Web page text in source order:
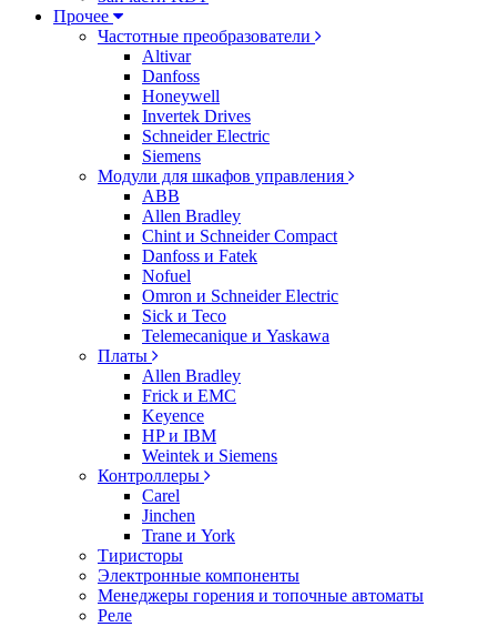
Прочее
Частотные преобразователи
Altivar
Danfoss
Honeywell
Invertek Drives
Schneider Electric
Siemens
Модули для шкафов управления
ABB
Allen Bradley
Chint и Schneider Compact
Danfoss и Fatek
Nofuel
Omron и Schneider Electric
Sick и Teco
Telemecanique и Yaskawa
Платы
Allen Bradley
Frick и EMC
Keyence
HP и IBM
Weintek и Siemens
Контроллеры
Carel
Jinchen
Trane и York
Тиристоры
Электронные компоненты
Менеджеры горения и топочные автоматы
Реле